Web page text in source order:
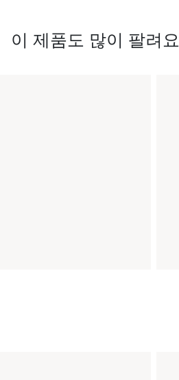
이 제품도 많이 팔려요